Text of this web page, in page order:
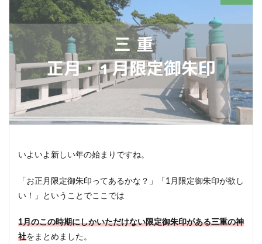
いよいよ新しい年の始まりですね。
「お正月限定御朱印ってあるかな？」「1月限定御朱印が欲し
い！」ということでここでは
1月のこの時期にしかいただけない限定御朱印がある三重の神
社をまとめました。